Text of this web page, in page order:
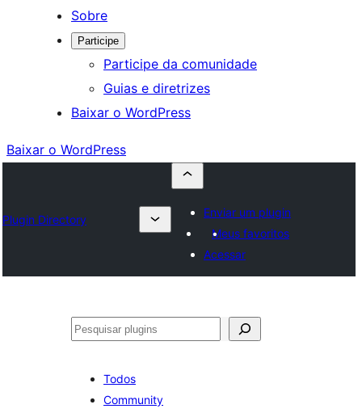
Sobre
Participe
Participe da comunidade
Guias e diretrizes
Baixar o WordPress
Baixar o WordPress
Plugin Directory
Enviar um plugin
Meus favoritos
Acessar
Pesquisar
Todos
Community